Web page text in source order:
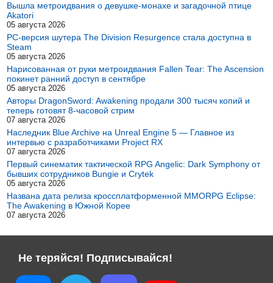
Вышла метроидвания о девушке-монахе и загадочной птице
Akatori
05 августа 2026
PC-версия шутера The Division Resurgence стала доступна в
Steam
05 августа 2026
Нарисованная от руки метроидвания Fallen Tear: The Ascension
покинет ранний доступ в сентябре
05 августа 2026
Авторы DragonSword: Awakening продали 300 тысяч копий и
теперь готовят 8-часовой стрим
07 августа 2026
Наследник Blue Archive на Unreal Engine 5 — Главное из
интервью с разработчиками Project RX
07 августа 2026
Первый синематик тактической RPG Angelic: Dark Symphony от
бывших сотрудников Bungie и Crytek
05 августа 2026
Названа дата релиза кроссплатформенной MMORPG Eclipse:
The Awakening в Южной Корее
07 августа 2026
Не теряйся! Подписывайся!